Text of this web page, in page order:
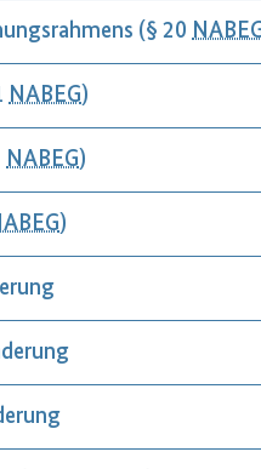
(§ 20
NABEG)
NABEG)
)